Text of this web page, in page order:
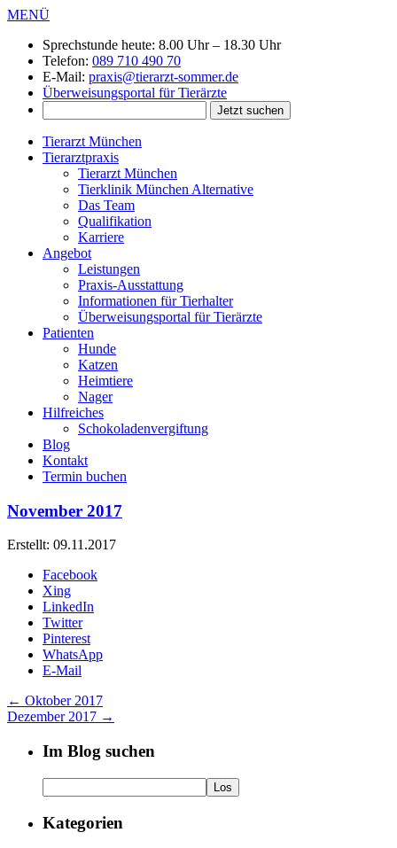
MENÜ
Sprechstunde heute: 8.00 Uhr – 18.30 Uhr
Telefon: 089 710 490 70
E-Mail: praxis@tierarzt-sommer.de
Überweisungsportal für Tierärzte
Tierarzt München
Tierarztpraxis
Tierarzt München
Tierklinik München Alternative
Das Team
Qualifikation
Karriere
Angebot
Leistungen
Praxis-Ausstattung
Informationen für Tierhalter
Überweisungsportal für Tierärzte
Patienten
Hunde
Katzen
Heimtiere
Nager
Hilfreiches
Schokoladenvergiftung
Blog
Kontakt
Termin buchen
November 2017
Erstellt: 09.11.2017
Facebook
Xing
LinkedIn
Twitter
Pinterest
WhatsApp
E-Mail
← Oktober 2017
Dezember 2017 →
Im Blog suchen
Kategorien